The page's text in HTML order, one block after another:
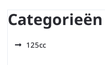
Categorieën
125cc